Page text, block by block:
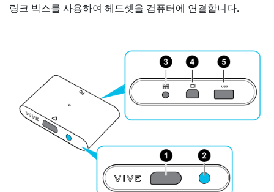
링크 박스를 사용하여 헤드셋을 컴퓨터에 연결합니다.